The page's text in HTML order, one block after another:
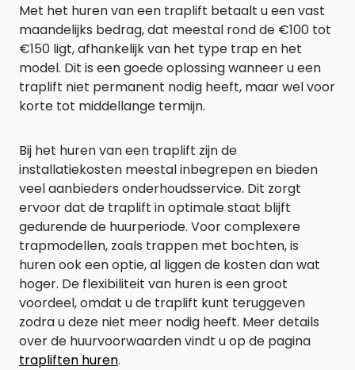
Met het huren van een traplift betaalt u een vast
maandelijks bedrag, dat meestal rond de €100 tot
€150 ligt, afhankelijk van het type trap en het
model. Dit is een goede oplossing wanneer u een
traplift niet permanent nodig heeft, maar wel voor
korte tot middellange termijn.
Bij het huren van een traplift zijn de
installatiekosten meestal inbegrepen en bieden
veel aanbieders onderhoudsservice. Dit zorgt
ervoor dat de traplift in optimale staat blijft
gedurende de huurperiode. Voor complexere
trapmodellen, zoals trappen met bochten, is
huren ook een optie, al liggen de kosten dan wat
hoger. De flexibiliteit van huren is een groot
voordeel, omdat u de traplift kunt teruggeven
zodra u deze niet meer nodig heeft. Meer details
over de huurvoorwaarden vindt u op de pagina
trapliften huren.